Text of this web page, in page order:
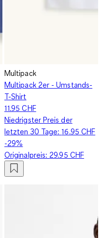
Multipack
Multipack 2er - Umstands-
T-Shirt
11.95 CHF
Niedrigster Preis der
letzten 30 Tage:16.95 CHF
-29%
Originalpreis: 29.95 CHF